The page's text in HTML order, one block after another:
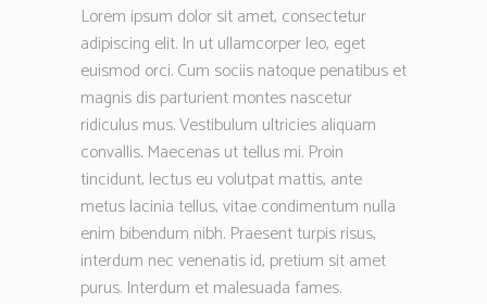
Lorem ipsum dolor sit amet, consectetur
adipiscing elit. In ut ullamcorper leo, eget
euismod orci. Cum sociis natoque penatibus et
magnis dis parturient montes nascetur
ridiculus mus. Vestibulum ultricies aliquam
convallis. Maecenas ut tellus mi. Proin
tincidunt, lectus eu volutpat mattis, ante
metus lacinia tellus, vitae condimentum nulla
enim bibendum nibh. Praesent turpis risus,
interdum nec venenatis id, pretium sit amet
purus. Interdum et malesuada fames.